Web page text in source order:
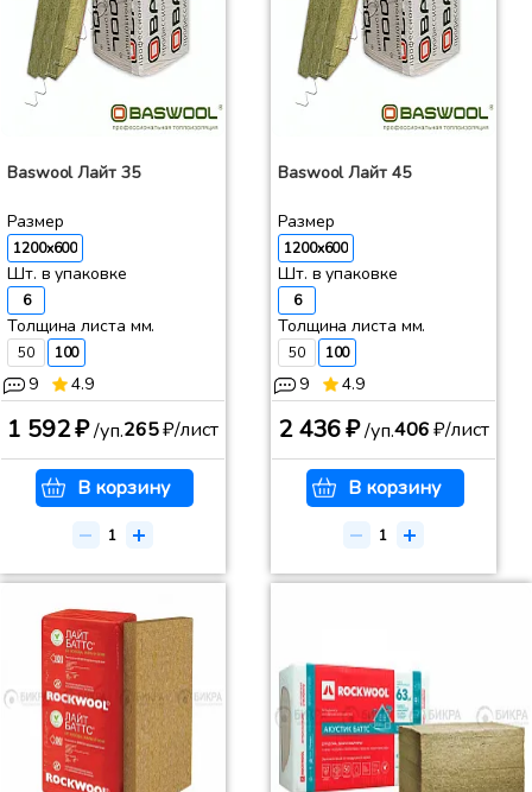
Baswool Лайт 35
Размер
1200x600
Шт. в упаковке
6
Толщина листа мм.
50 100
9 4.9
1 592 ₽/уп.265₽/лист
В корзину
Baswool Лайт 45
Размер
1200x600
Шт. в упаковке
6
Толщина листа мм.
50 100
9 4.9
2 436 ₽/уп.406₽/лист
В корзину